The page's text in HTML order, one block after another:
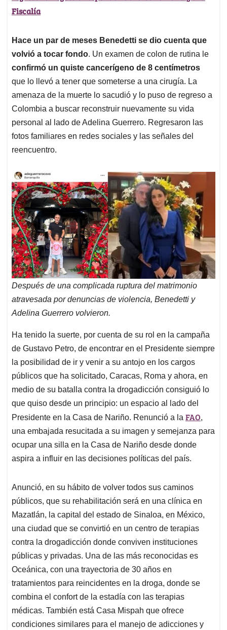
Fiscalía
Hace un par de meses Benedetti se dio cuenta que
volvió a tocar fondo. Un examen de colon de rutina le
confirmó un quiste cancerígeno de 8 centímetros
que lo llevó a tener que someterse a una cirugía. La
amenaza de la muerte lo sacudió y lo puso de regreso a
Colombia a buscar reconstruir nuevamente su vida
personal al lado de Adelina Guerrero. Regresaron las
fotos familiares en redes sociales y las señales del
reencuentro.
Después de una complicada ruptura del matrimonio
atravesada por denuncias de violencia, Benedetti y
Adelina Guerrero volvieron.
Ha tenido la suerte, por cuenta de su rol en la campaña
de Gustavo Petro, de encontrar en el Presidente siempre
la posibilidad de ir y venir a su antojo en los cargos
públicos que ha solicitado, Caracas, Roma y ahora, en
medio de su batalla contra la drogadicción consiguió lo
que quiso desde un principio: un espacio al lado del
Presidente en la Casa de Nariño. Renunció a la FAO,
una embajada resucitada a su imagen y semejanza para
ocupar una silla en la Casa de Nariño desde donde
aspira a influir en las decisiones políticas del país.
Anunció, en su hábito de volver todos sus caminos
públicos, que su rehabilitación será en una clínica en
Mazatlán, la capital del estado de Sinaloa, en México,
una ciudad que se convirtió en un centro de terapias
contra la drogadicción donde conviven instituciones
públicas y privadas. Una de las más reconocidas es
Oceánica, con una trayectoria de 30 años en
tratamientos para reincidentes en la droga, donde se
combina el confort de la estadía con las terapias
médicas. También está Casa Mispah que ofrece
condiciones similares para el manejo de adicciones y